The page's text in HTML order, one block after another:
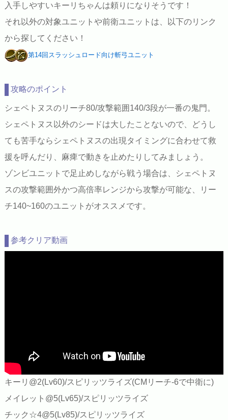
入手しやすいキーリちゃんは頼りになりそうです！
それ以外の対象ユニットや前衛ユニットは、以下のリンク
から探してください！
第14回スラッシュロード向け斬弓ユニット
攻略のポイント
シェペトヌスのリーチ80/攻撃範囲140/3段が一番の鬼門。
シェペトヌス以外のシードは大したことないので、どうし
ても苦手ならシェペトヌスの出現タイミングに合わせて救
援を呼んだり、麻痺で動きを止めたりしてみましょう。
ゾンビユニットで足止めしながら戦う場合は、シェペトヌ
スの攻撃範囲外かつ高倍率レンジから攻撃が可能な、リー
チ140~160のユニットがオススメです。
参考クリア動画
キーリ@2(Lv60)/スピリッツライズ(CMリーチ-6で中衛に)
メイレット@5(Lv65)/スピリッツライズ
チック☆4@5(Lv85)/スピリッツライズ